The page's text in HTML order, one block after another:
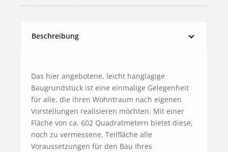
Beschreibung
Das hier angebotene, leicht hanglagige
Baugrundstück ist eine einmalige Gelegenheit
für alle, die ihren Wohntraum nach eigenen
Vorstellungen realisieren möchten. Mit einer
Fläche von ca. 602 Quadratmetern bietet diese,
noch zu vermessene, Teilfläche alle
Voraussetzungen für den Bau Ihres